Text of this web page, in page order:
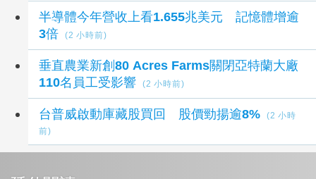
半導體今年營收上看1.655兆美元 記憶體增逾
3倍
(2 小時前)
垂直農業新創80 Acres Farms關閉亞特蘭大廠
110名員工受影響
(2 小時前)
台普威啟動庫藏股買回 股價勁揚逾8%
(2 小時
前)